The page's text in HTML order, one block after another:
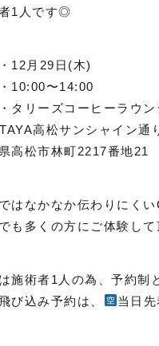
1人です◎
12月29日(木)
10:00〜14:00
タリーズコーヒーラウン
高松サンシャイン通
高松市林町2217番地21
はなかなか伝わりにくい
も多くの方にご体験して
施術者1人の為、予約制
び込み予約は、
当日